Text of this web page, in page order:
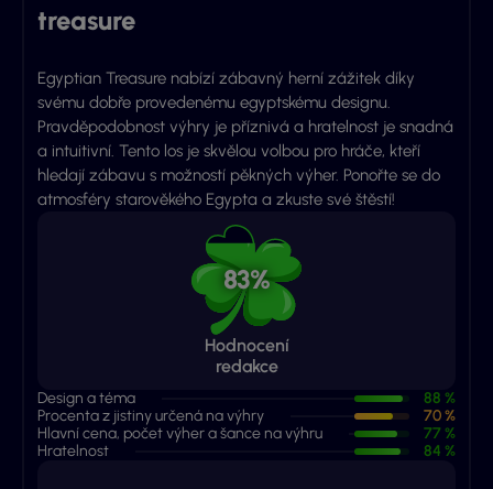
treasure
Egyptian Treasure nabízí zábavný herní zážitek díky
svému dobře provedenému egyptskému designu.
Pravděpodobnost výhry je příznivá a hratelnost je snadná
a intuitivní. Tento los je skvělou volbou pro hráče, kteří
hledají zábavu s možností pěkných výher. Ponořte se do
atmosféry starověkého Egypta a zkuste své štěstí!
83%
Hodnocení
redakce
Design a téma
88 %
Procenta z jistiny určená na výhry
70 %
Hlavní cena, počet výher a šance na výhru
77 %
Hratelnost
84 %